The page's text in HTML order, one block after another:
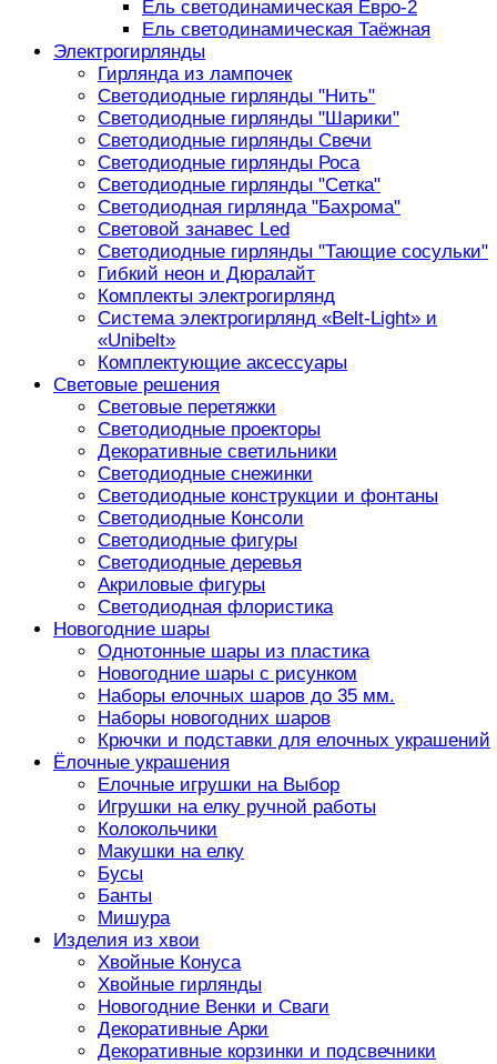
Ель светодинамическая Евро-2
Ель светодинамическая Таёжная
Электрогирлянды
Гирлянда из лампочек
Светодиодные гирлянды "Нить"
Светодиодные гирлянды "Шарики"
Светодиодные гирлянды Свечи
Светодиодные гирлянды Роса
Светодиодные гирлянды "Сетка"
Светодиодная гирлянда "Бахрома"
Световой занавес Led
Светодиодные гирлянды "Тающие сосульки"
Гибкий неон и Дюралайт
Комплекты электрогирлянд
Система электрогирлянд «Belt-Light» и
«Unibelt»
Комплектующие аксессуары
Световые решения
Световые перетяжки
Светодиодные проекторы
Декоративные светильники
Светодиодные снежинки
Светодиодные конструкции и фонтаны
Светодиодные Консоли
Светодиодные фигуры
Светодиодные деревья
Акриловые фигуры
Светодиодная флористика
Новогодние шары
Однотонные шары из пластика
Новогодние шары с рисунком
Наборы елочных шаров до 35 мм.
Наборы новогодних шаров
Крючки и подставки для елочных украшений
Ёлочные украшения
Елочные игрушки на Выбор
Игрушки на елку ручной работы
Колокольчики
Макушки на елку
Бусы
Банты
Мишура
Изделия из хвои
Хвойные Конуса
Хвойные гирлянды
Новогодние Венки и Сваги
Декоративные Арки
Декоративные корзинки и подсвечники